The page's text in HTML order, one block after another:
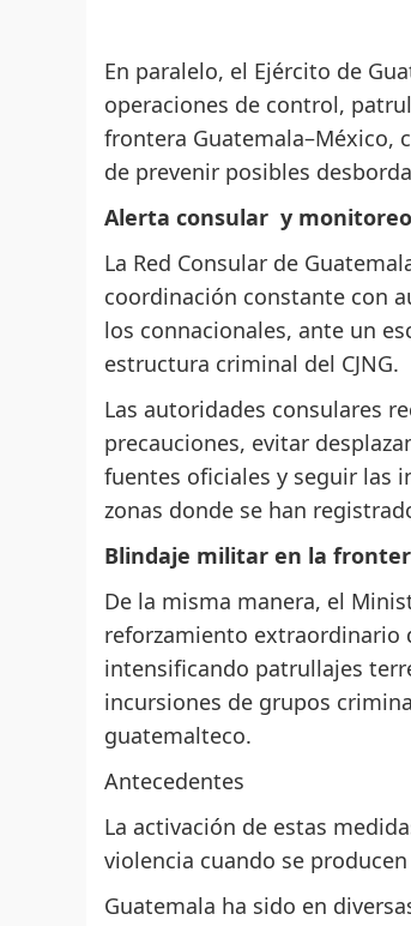
En paralelo, el Ejército de
operaciones de control,
frontera Guatemala–México,
de prevenir posibles
Alerta consular y
La Red Consular de
coordinación constante con
los connacionales, ante un
estructura criminal del CJNG.
Las autoridades consulares
precauciones, evitar
fuentes oficiales y seguir las
zonas donde se han
Blindaje militar en la
De la misma manera, el
reforzamiento extraordinario
intensificando patrullajes
incursiones de grupos
guatemalteco.
Antecedentes
La activación de estas
violencia cuando se
Guatemala ha sido en